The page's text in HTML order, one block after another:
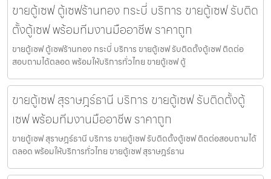
ขายตู้เซฟ ตู้เซฟร้านทอง กระบี่ บริการ ขายตู้เซฟ รับติด
ตั้งตู้เซฟ พร้อมทีมงานมืออาชีพ ราคาถูก
ขายตู้เซฟ ตู้เซฟร้านทอง กระบี่ บริการ ขายตู้เซฟ รับติดตั้งตู้เซฟ ติดต่อ
สอบถามได้ตลอด พร้อมให้บริการทั่วไทย ขายตู้เซฟ ตู้
ขายตู้เซฟ สุราษฎร์ธานี บริการ ขายตู้เซฟ รับติดตั้งตู้
เซฟ พร้อมทีมงานมืออาชีพ ราคาถูก
ขายตู้เซฟ สุราษฎร์ธานี บริการ ขายตู้เซฟ รับติดตั้งตู้เซฟ ติดต่อสอบถามได้
ตลอด พร้อมให้บริการทั่วไทย ขายตู้เซฟ สุราษฎร์ธาน